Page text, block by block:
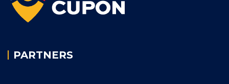
PARTNERS